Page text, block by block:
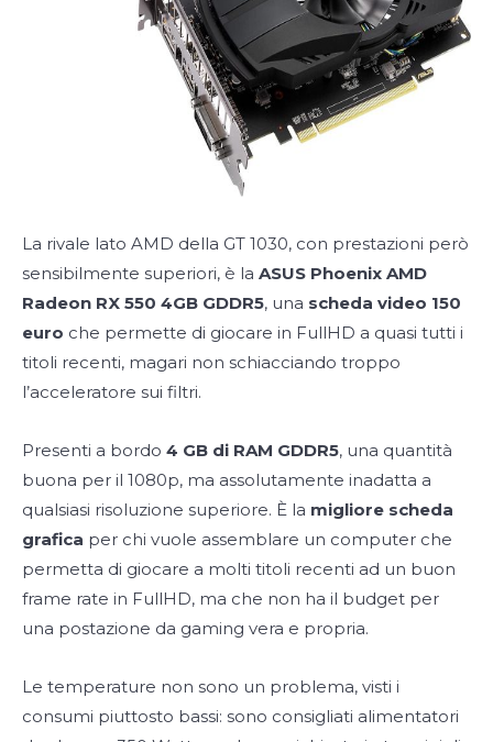
La rivale lato AMD della GT 1030, con prestazioni però
sensibilmente superiori, è la ASUS Phoenix AMD
Radeon RX 550 4GB GDDR5, una scheda video 150
euro che permette di giocare in FullHD a quasi tutti i
titoli recenti, magari non schiacciando troppo
l’acceleratore sui filtri.
Presenti a bordo 4 GB di RAM GDDR5, una quantità
buona per il 1080p, ma assolutamente inadatta a
qualsiasi risoluzione superiore. È la migliore scheda
grafica per chi vuole assemblare un computer che
permetta di giocare a molti titoli recenti ad un buon
frame rate in FullHD, ma che non ha il budget per
una postazione da gaming vera e propria.
Le temperature non sono un problema, visti i
consumi piuttosto bassi: sono consigliati alimentatori